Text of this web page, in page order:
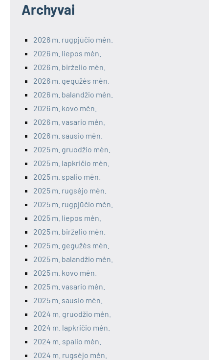
Archyvai
2026 m. rugpjūčio mėn.
2026 m. liepos mėn.
2026 m. birželio mėn.
2026 m. gegužės mėn.
2026 m. balandžio mėn.
2026 m. kovo mėn.
2026 m. vasario mėn.
2026 m. sausio mėn.
2025 m. gruodžio mėn.
2025 m. lapkričio mėn.
2025 m. spalio mėn.
2025 m. rugsėjo mėn.
2025 m. rugpjūčio mėn.
2025 m. liepos mėn.
2025 m. birželio mėn.
2025 m. gegužės mėn.
2025 m. balandžio mėn.
2025 m. kovo mėn.
2025 m. vasario mėn.
2025 m. sausio mėn.
2024 m. gruodžio mėn.
2024 m. lapkričio mėn.
2024 m. spalio mėn.
2024 m. rugsėjo mėn.